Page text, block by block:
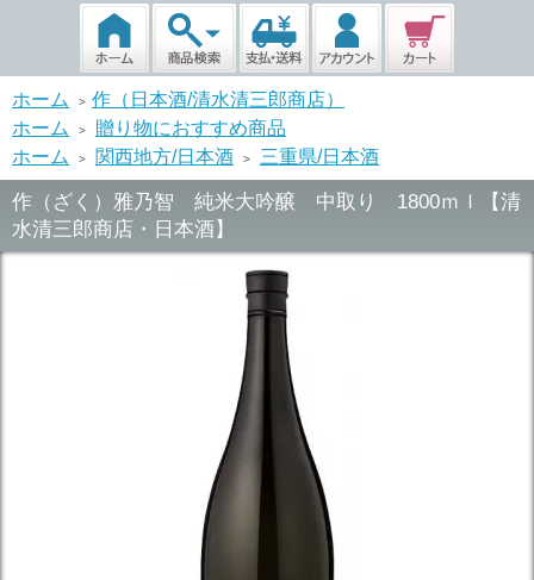
ホーム > 作（日本酒/清水清三郎商店）
ホーム
>
贈り物におすすめ商品
ホーム
> 関西地方/日本酒 > 三重県/日本酒
作（ざく）雅乃智 純米大吟醸 中取り 1800ｍｌ【清
水清三郎商店・日本酒】